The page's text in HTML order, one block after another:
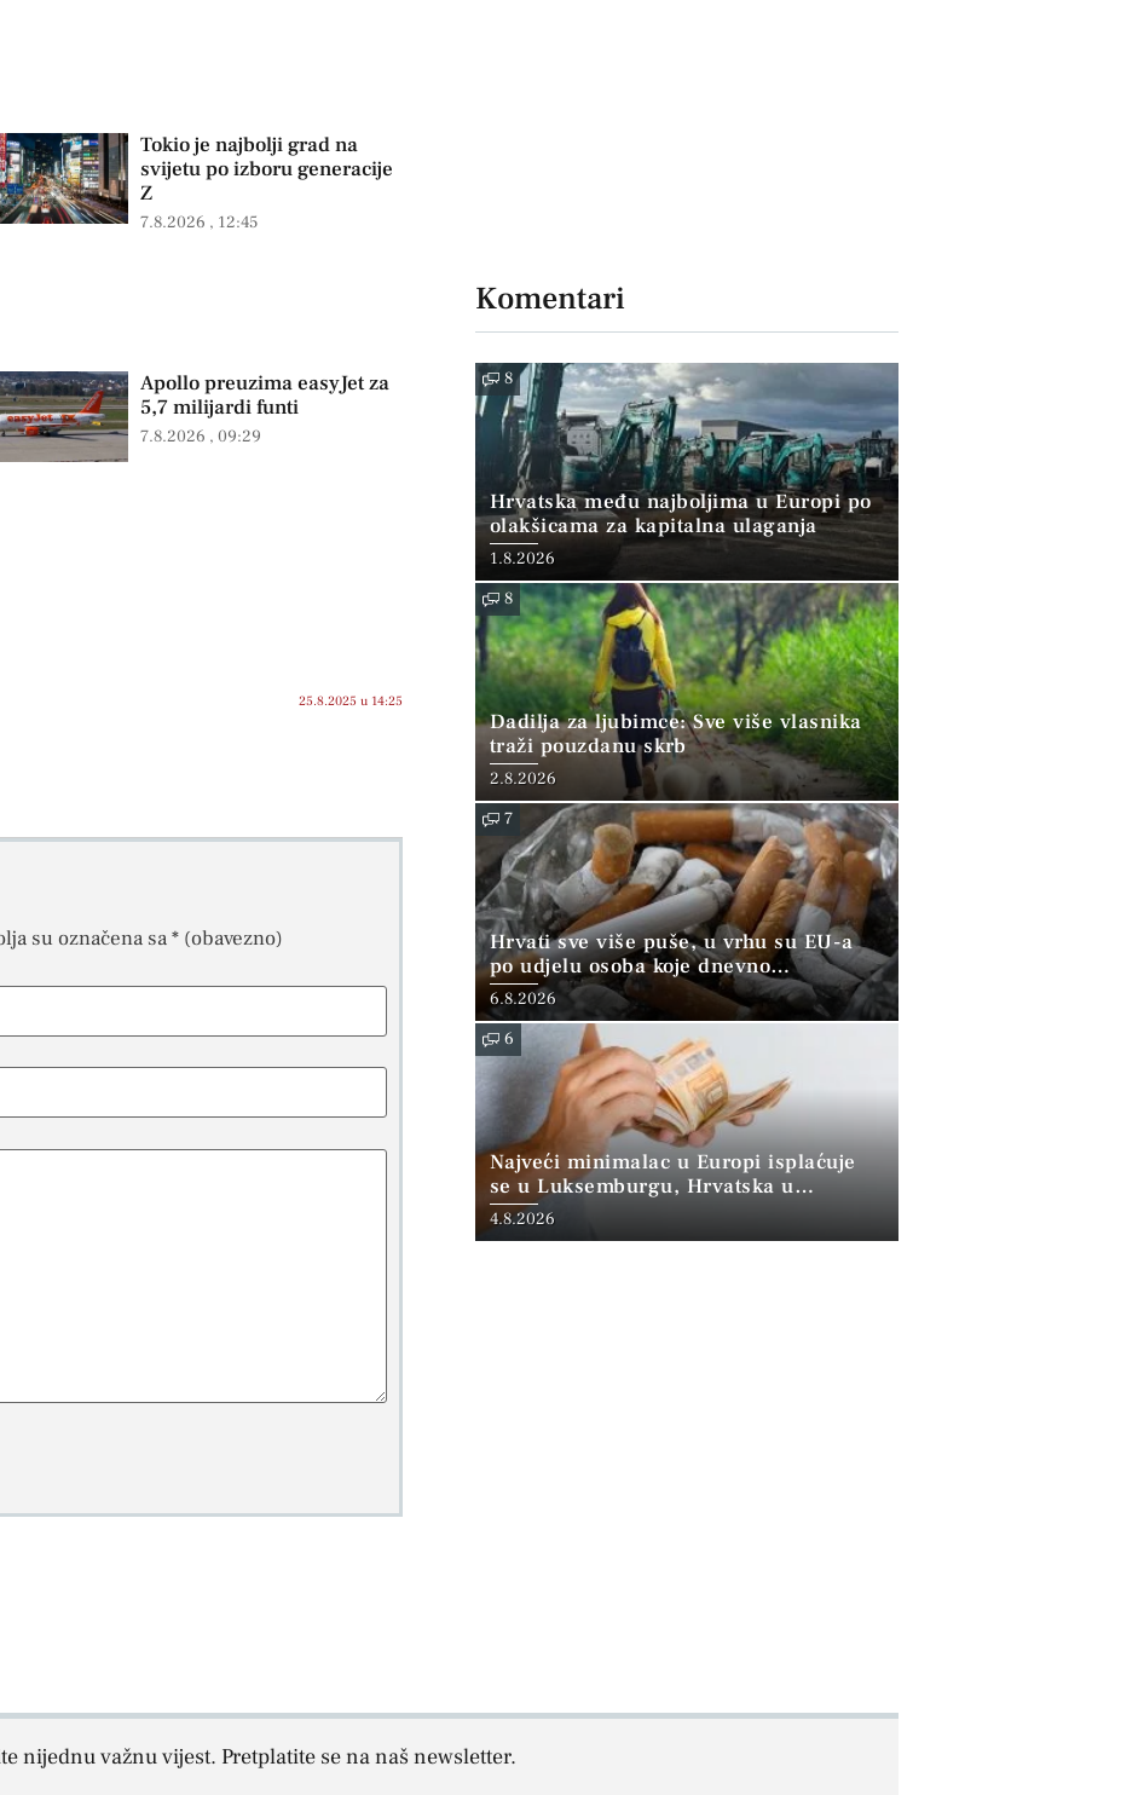
Tokio je najbolji grad na
svijetu po izboru generacije
Z
7.8.2026 12:45
Apollo preuzima easyJet za
5,7 milijardi funti
7.8.2026 09:29
25.8.2025 u 14:25
su označena sa* (obavezno)
Komentari
8
Hrvatska među najboljima u Europi po
olakšicama za kapitalna ulaganja
1.8.2026
8
Dadilja za ljubimce: Sve više vlasnika
traži pouzdanu skrb
2.8.2026
7
Hrvati sve više puše, u vrhu su EU-a
po udjelu osoba koje dnevno
konzumiraju duhan
6.8.2026
6
Najveći minimalac u Europi isplaćuje
se u Luksemburgu, Hrvatska u
“srednjoj skupini”
4.8.2026
nijednu važnu vijest. Pretplatite se na naš newsletter.